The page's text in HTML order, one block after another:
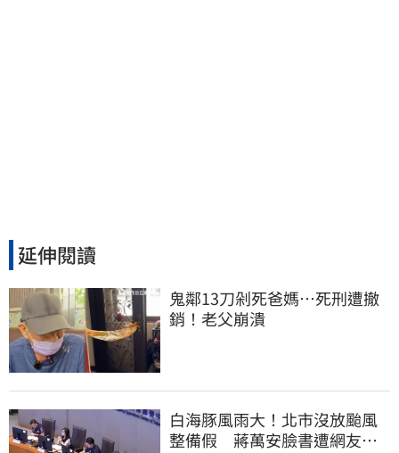
延伸閱讀
鬼鄰13刀剁死爸媽…死刑遭撤
銷！老父崩潰
白海豚風雨大！北市沒放颱風
整備假 蔣萬安臉書遭網友灌